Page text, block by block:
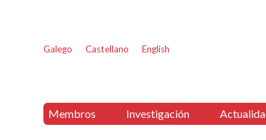
Galego Castellano English
Membros Investigación